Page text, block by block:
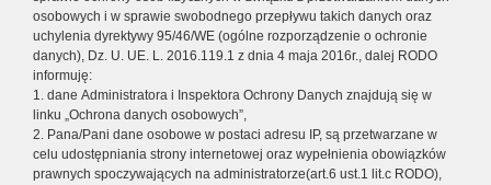
osobowych i w sprawie swobodnego przepływu takich danych oraz
uchylenia dyrektywy 95/46/WE (ogólne rozporządzenie o ochronie
danych), Dz. U. UE. L. 2016.119.1 z dnia 4 maja 2016r., dalej RODO
informuję:
1. dane Administratora i Inspektora Ochrony Danych znajdują się w
linku „Ochrona danych osobowych”,
2. Pana/Pani dane osobowe w postaci adresu IP, są przetwarzane w
celu udostępniania strony internetowej oraz wypełnienia obowiązków
prawnych spoczywających na administratorze(art.6 ust.1 lit.c RODO),